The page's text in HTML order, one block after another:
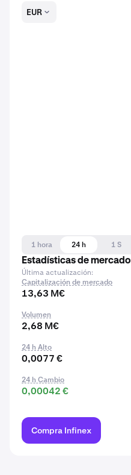
EUR
1 hora 24 h 1 S
Estadísticas de mercado
Última actualización:
Capitalización de mercado
13,63 M€
Volumen
2,68 M€
24 h Alto
0,0077 €
24 h Cambio
0,00042 €
Compra Infinex